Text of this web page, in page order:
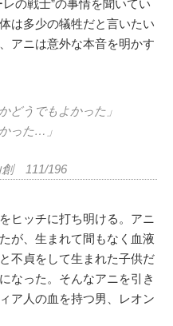
の戦士”の事情を聞いてい
は多少の犠牲だと言いたい
アニは意外な本音を明かす
どうでもよかった」
った…」
創 111/196
ヒッチに打ち明ける。アニ
が、生まれて間もなく血液
不貞をして生まれた子供だ
なった。そんなアニを引き
ア人の血を持つ男、レオン